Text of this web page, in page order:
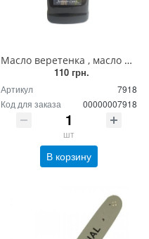
Масло веретенка , масло для смазки цепей и шин электропил и бензопил 0,8 л
110 грн.
Артикул
7918
Код для заказа
00000007918
шт
В корзину